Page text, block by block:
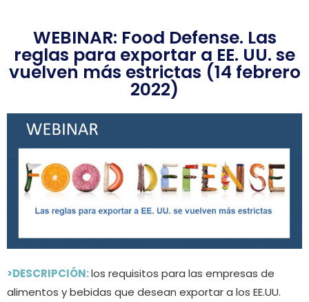
WEBINAR: Food Defense. Las
reglas para exportar a EE. UU. se
vuelven más estrictas (14 febrero
2022)
>DESCRIPCIÓN:los requisitos para las empresas de
alimentos y bebidas que desean exportar a los EE.UU.